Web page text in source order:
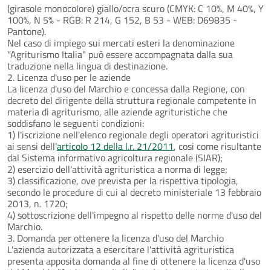
(girasole monocolore) giallo/ocra scuro (CMYK: C 10%, M 40%, Y
100%, N 5% - RGB: R 214, G 152, B 53 - WEB: D69835 -
Pantone).
Nel caso di impiego sui mercati esteri la denominazione
"Agriturismo Italia" può essere accompagnata dalla sua
traduzione nella lingua di destinazione.
2. Licenza d'uso per le aziende
La licenza d'uso del Marchio e concessa dalla Regione, con
decreto del dirigente della struttura regionale competente in
materia di agriturismo, alle aziende agrituristiche che
soddisfano le seguenti condizioni:
1) l'iscrizione nell'elenco regionale degli operatori agrituristici
ai sensi dell'articolo 12 della l.r. 21/2011, cosi come risultante
dal Sistema informativo agricoltura regionale (SIAR);
2) esercizio dell'attività agrituristica a norma di legge;
3) classificazione, ove prevista per la rispettiva tipologia,
secondo le procedure di cui al decreto ministeriale 13 febbraio
2013, n. 1720;
4) sottoscrizione dell'impegno al rispetto delle norme d'uso del
Marchio.
3. Domanda per ottenere la licenza d'uso del Marchio
L'azienda autorizzata a esercitare l'attività agrituristica
presenta apposita domanda al fine di ottenere la licenza d'uso